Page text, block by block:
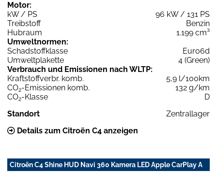
Motor:
kW / PS
96 kW / 131 PS
Treibstoff
Benzin
Hubraum
1.199 cm³
Umweltnormen:
Schadstoffklasse
Euro6d
Umweltplakette
4 (Green)
Verbrauch und Emissionen nach WLTP:
Kraftstoffverbr. komb.
5,9 l/100km
CO2-Emissionen komb.
132 g/km
CO2-Klasse
D
Standort
Zentrallager
Details zum Citroën C4 anzeigen
Citroën C4 Shine HUD Navi 360 Kamera LED Apple CarPlay A